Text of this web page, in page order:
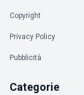
Copyright
Privacy Policy
Pubblicità
Categorie